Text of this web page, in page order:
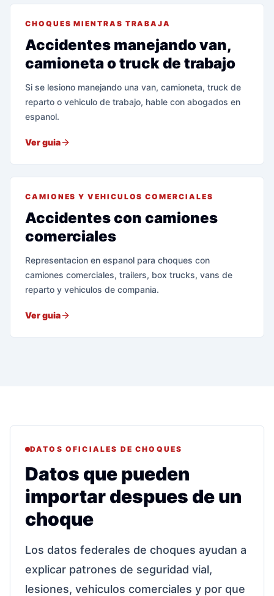
CHOQUES MIENTRAS TRABAJA
Accidentes manejando van,
camioneta o truck de trabajo
Si se lesiono manejando una van, camioneta, truck de
reparto o vehiculo de trabajo, hable con abogados en
espanol.
Ver guia
CAMIONES Y VEHICULOS COMERCIALES
Accidentes con camiones
comerciales
Representacion en espanol para choques con
camiones comerciales, trailers, box trucks, vans de
reparto y vehiculos de compania.
Ver guia
DATOS OFICIALES DE CHOQUES
Datos que pueden
importar despues de un
choque
Los datos federales de choques ayudan a
explicar patrones de seguridad vial,
lesiones, vehiculos comerciales y por que